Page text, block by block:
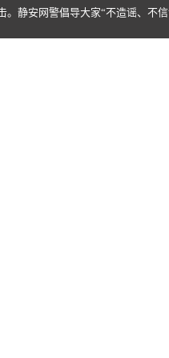
静安网警倡导大家“不造谣、不